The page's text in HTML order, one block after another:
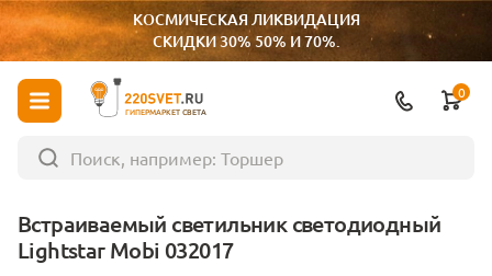
КОСМИЧЕСКАЯ ЛИКВИДАЦИЯ
СКИДКИ 30% 50% И 70%.
ГИПЕРМАРКЕТ СВЕТА
0
Встраиваемый светильник светодиодный
Lightstar Mobi 032017